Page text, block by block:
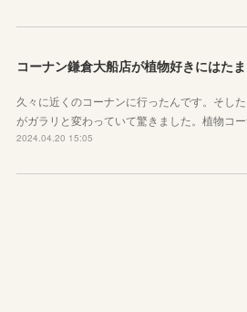
久々に近くのコーナンに行ったんです。そし
がガラリと変わっていて驚きました。植物コ
2024.04.20 15:05